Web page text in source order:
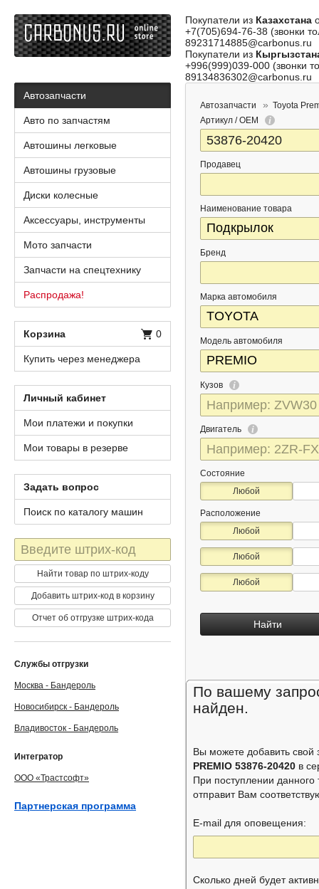
Покупатели из Казахстана
+7(705)694-76-38 (звонки
89231714885@carbonus.ru
Покупатели из
+996(999)039-000 (звонки
89134836302@carbonus.ru
Автозапчасти
Toyota
Артикул / OEM
Продавец
Наименование товара
Бренд
Марка автомобиля
Модель автомобиля
Кузов
Двигатель
Состояние
Любой
Расположение
Любой
Любой
Любой
Найти
По вашему
найден.
Вы можете добавить свой
PREMIO 53876-20420 в
При поступлении
отправит Вам
E-mail для оповещения:
Сколько дней будет
Автозапчасти
Авто по запчастям
Автошины легковые
Автошины грузовые
Диски колесные
Аксессуары, инструменты
Мото запчасти
Запчасти на спецтехнику
Распродажа!
Корзина 0
Купить через менеджера
Личный кабинет
Мои платежи и покупки
Мои товары в резерве
Задать вопрос
Поиск по каталогу машин
Штрих-
код
Найти товар по штрих-коду
Добавить штрих-код в корзину
Отчет об отгрузке штрих-кода
Службы отгрузки
Москва - Бандероль
Новосибирск - Бандероль
Владивосток - Бандероль
Интегратор
ООО «Трастсофт»
Партнерская программа